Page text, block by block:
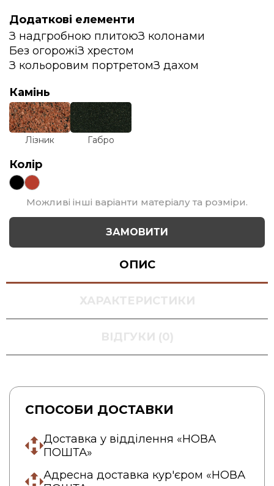
Додаткові елементи
З надгробною плитоюЗ колонами
Без огорожіЗ хрестом
З кольоровим портретомЗ дахом
Камінь
Лізник Габро
Колір
Можливі інші варіанти матеріалу та розміри.
ЗАМОВИТИ
ОПИС
ХАРАКТЕРИСТИКИ
ВІДГУКИ (0)
СПОСОБИ ДОСТАВКИ
Доставка у відділення «НОВА
ПОШТА»
Адресна доставка кур'єром «НОВА